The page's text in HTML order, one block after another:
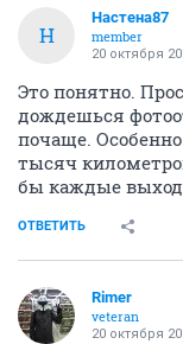
Н
Настена87
member
20 октября
Это понятно.
дождешься
почаще.
тысяч
бы каждые
ОТВЕТИТЬ
Rimer
veteran
20 октября